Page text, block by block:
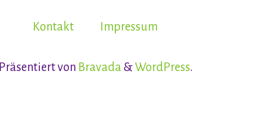
Kontakt Impressum
Präsentiert von Bravada &WordPress.